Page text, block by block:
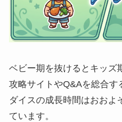
ベビー期を抜けるとキッズ
攻略サイトやQ&Aを総合す
ダイスの成長時間はおおよ
ています。